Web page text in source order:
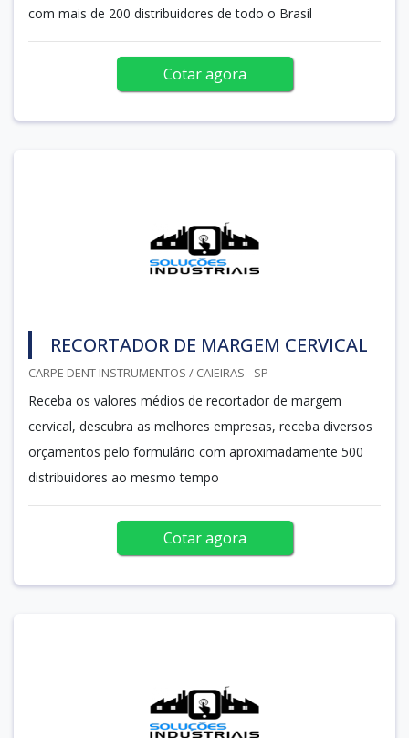
com mais de 200 distribuidores de todo o Brasil
Cotar agora
RECORTADOR DE MARGEM CERVICAL
CARPE DENT INSTRUMENTOS / CAIEIRAS - SP
Receba os valores médios de recortador de margem
cervical, descubra as melhores empresas, receba diversos
orçamentos pelo formulário com aproximadamente 500
distribuidores ao mesmo tempo
Cotar agora